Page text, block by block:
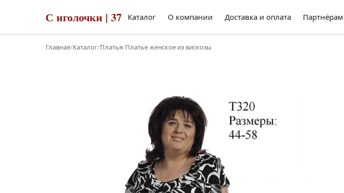
С иголочки | 37 Каталог О компании Доставка и оплата Партнёрам
Главная/Каталог/Платья/Платье женское из вискозы